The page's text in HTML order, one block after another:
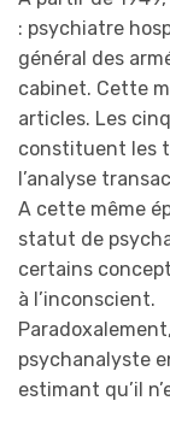
: psychiatre
général des
cabinet. Cette
articles. Les
constituent les
l’analyse
A cette même
statut de
certains
à l’inconscient.
psychanalyste
estimant qu’il